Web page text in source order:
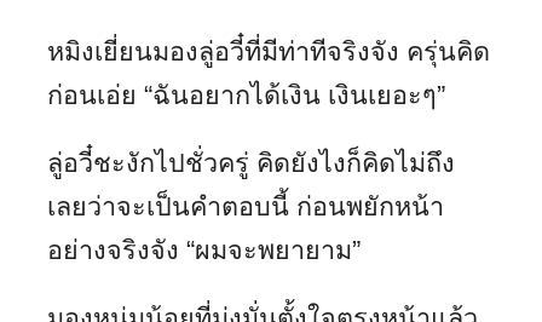
หมิงเยี่ยนมองลู่อวี๋ที่มีท่าทีจริงจัง ครุ่นคิด
ก่อนเอ่ย “ฉันอยากได้เงิน เงินเยอะๆ”
ลู่อวี๋ชะงักไปชั่วครู่ คิดยังไงก็คิดไม่ถึง
เลยว่าจะเป็นคำตอบนี้ ก่อนพยักหน้า
อย่างจริงจัง “ผมจะพยายาม”